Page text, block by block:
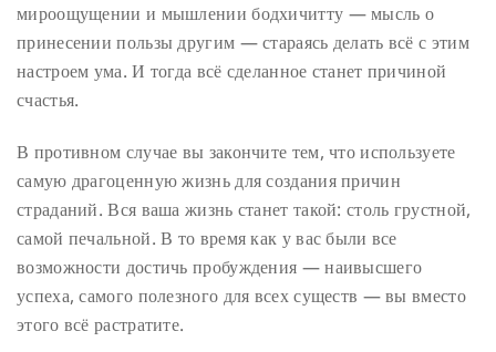
мироощущении и мышлении бодхичитту — мысль о
принесении пользы другим — стараясь делать всё с этим
настроем ума. И тогда всё сделанное станет причиной
счастья.
В противном случае вы закончите тем, что используете
самую драгоценную жизнь для создания причин
страданий. Вся ваша жизнь станет такой: столь грустной,
самой печальной. В то время как у вас были все
возможности достичь пробуждения — наивысшего
успеха, самого полезного для всех существ — вы вместо
этого всё растратите.